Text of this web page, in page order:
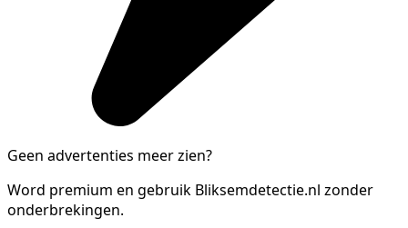
Geen advertenties meer zien?
Word premium en gebruik Bliksemdetectie.nl zonder
onderbrekingen.